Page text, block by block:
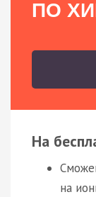
ПО
На
на